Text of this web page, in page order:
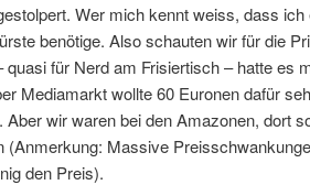
Wer mich kennt weiss, dass ich
benötige. Also schauten wir für die
quasi für Nerd am Frisiertisch – hatte es
Mediamarkt wollte 60 Euronen dafür
wir waren bei den Amazonen, dort
(Anmerkung: Massive
den Preis).